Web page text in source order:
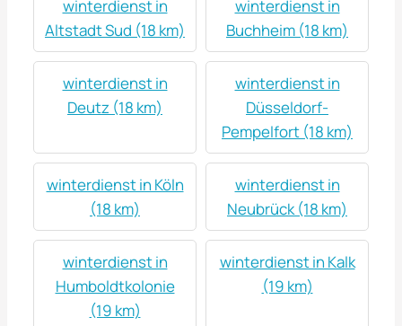
winterdienst in
Altstadt Sud (18 km)
winterdienst in
Buchheim (18 km)
winterdienst in
Deutz (18 km)
winterdienst in
Düsseldorf-
Pempelfort (18 km)
winterdienst in Köln
(18 km)
winterdienst in
Neubrück (18 km)
winterdienst in
Humboldtkolonie
(19 km)
winterdienst in Kalk
(19 km)